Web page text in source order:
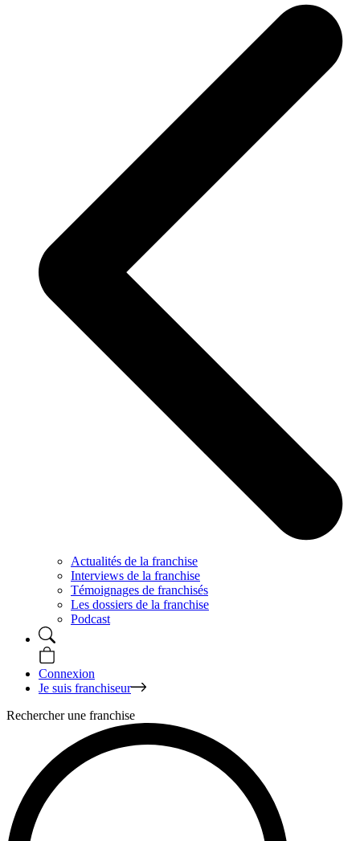
Actualités de la franchise
Interviews de la franchise
Témoignages de franchisés
Les dossiers de la franchise
Podcast
Connexion
Je suis franchiseur
Rechercher une franchise